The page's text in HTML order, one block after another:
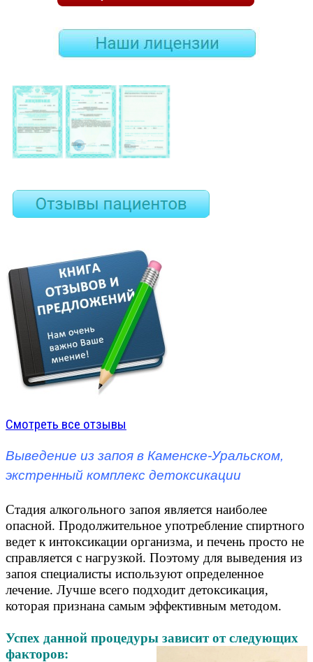
Смотреть все отзывы
Выведение из запоя в Каменске-Уральском,
экстренный комплекс детоксикации
Стадия алкогольного запоя является наиболее
опасной. Продолжительное употребление спиртного
ведет к интоксикации организма, и печень просто не
справляется с нагрузкой. Поэтому для выведения из
запоя специалисты используют определенное
лечение. Лучше всего подходит детоксикация,
которая признана самым эффективным методом.
Успех данной процедуры зависит от следующих
факторов: